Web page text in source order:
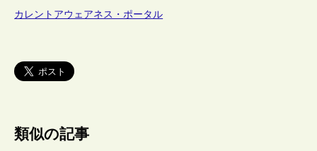
カレントアウェアネス・ポータル
類似の記事